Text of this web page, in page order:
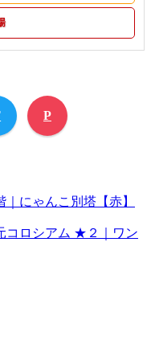
P
｜にゃんこ別塔【赤】
コロシアム ★２｜ワン